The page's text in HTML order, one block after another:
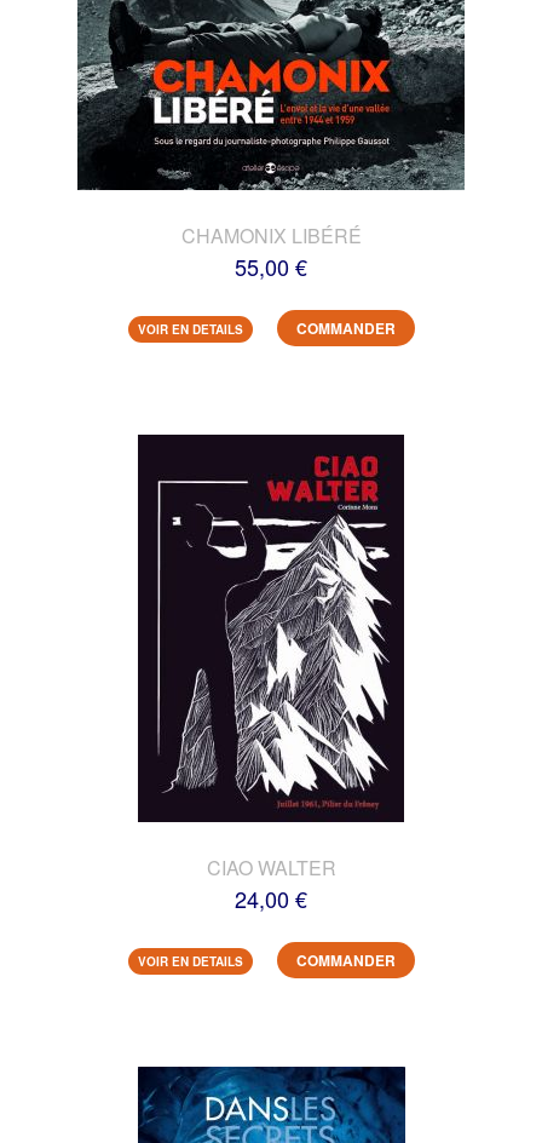
CHAMONIX LIBÉRÉ
55,00 €
VOIR EN DETAILS COMMANDER
CIAO WALTER
24,00 €
VOIR EN DETAILS COMMANDER